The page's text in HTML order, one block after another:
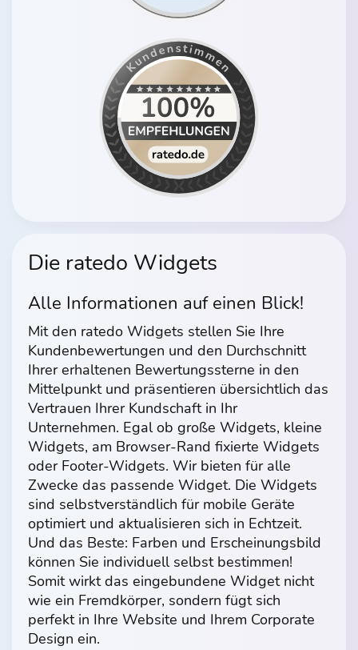
Die ratedo Widgets
Alle Informationen auf einen Blick!
Mit den ratedo Widgets stellen Sie Ihre
Kundenbewertungen und den Durchschnitt
Ihrer erhaltenen Bewertungssterne in den
Mittelpunkt und präsentieren übersichtlich das
Vertrauen Ihrer Kundschaft in Ihr
Unternehmen. Egal ob große Widgets, kleine
Widgets, am Browser-Rand fixierte Widgets
oder Footer-Widgets. Wir bieten für alle
Zwecke das passende Widget. Die Widgets
sind selbstverständlich für mobile Geräte
optimiert und aktualisieren sich in Echtzeit.
Und das Beste: Farben und Erscheinungsbild
können Sie individuell selbst bestimmen!
Somit wirkt das eingebundene Widget nicht
wie ein Fremdkörper, sondern fügt sich
perfekt in Ihre Website und Ihrem Corporate
Design ein.